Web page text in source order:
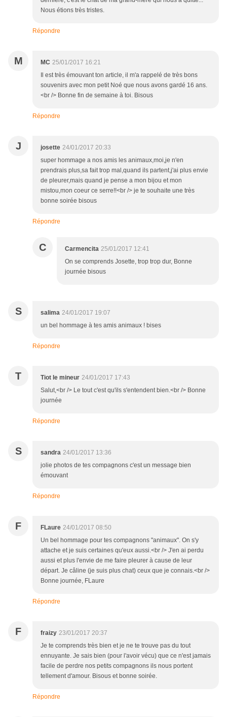
Nous étions très tristes.
Répondre
M MC 25/01/2017 16:21
Il est très émouvant ton article, il m'a rappelé de très bons
souvenirs avec mon petit Noé que nous avons gardé 16 ans.
<br /> Bonne fin de semaine à toi. Bisous
Répondre
J josette 24/01/2017 20:33
super hommage a nos amis les animaux,moi,je n'en
prendrais plus,sa fait trop mal,quand ils partent,j'ai plus envie
de pleurer,mais quand je pense a mon bijou et mon
mistou,mon coeur ce serre!!<br /> je te souhaite une très
bonne soirée bisous
Répondre
C Carmencita 25/01/2017 12:41
On se comprends Josette, trop trop dur, Bonne
journée bisous
S salima 24/01/2017 19:07
un bel hommage à tes amis animaux ! bises
Répondre
T Tiot le mineur 24/01/2017 17:43
Salut,<br /> Le tout c'est qu'ils s'entendent bien.<br /> Bonne
journée
Répondre
S sandra 24/01/2017 13:36
jolie photos de tes compagnons c'est un message bien
émouvant
Répondre
F FLaure 24/01/2017 08:50
Un bel hommage pour tes compagnons "animaux". On s'y
attache et je suis certaines qu'eux aussi.<br /> J'en ai perdu
aussi et plus l'envie de me faire pleurer à cause de leur
départ. Je câline (je suis plus chat) ceux que je connais.<br />
Bonne journée, FLaure
Répondre
F fraizy 23/01/2017 20:37
Je te comprends très bien et je ne te trouve pas du tout
ennuyante. Je sais bien (pour l'avoir vécu) que ce n'est jamais
facile de perdre nos petits compagnons ils nous portent
tellement d'amour. Bisous et bonne soirée.
Répondre